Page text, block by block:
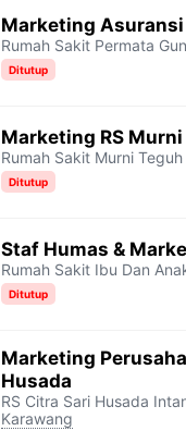
Marketing Asuransi
Rumah Sakit Permata
Ditutup
Marketing RS
Rumah Sakit Murni Teguh
Ditutup
Staf Humas &
Rumah Sakit Ibu Dan
Ditutup
Marketing
Husada
RS Citra Sari Husada
Karawang